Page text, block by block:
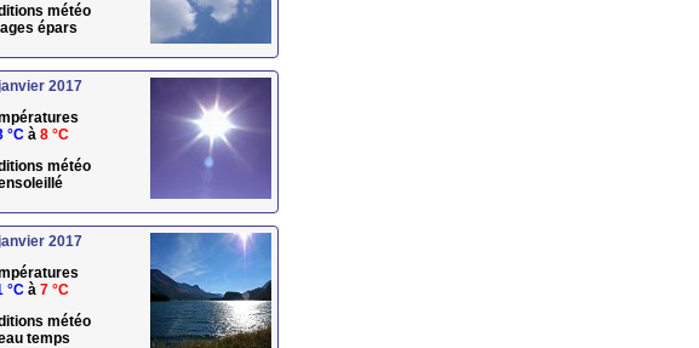
météo
épars
2017
°C à 8 °C
météo
2017
°C à 7 °C
météo
temps